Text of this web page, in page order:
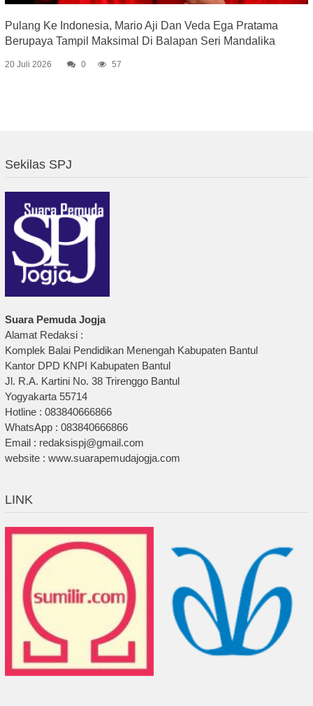
Pulang Ke Indonesia, Mario Aji Dan Veda Ega Pratama
Berupaya Tampil Maksimal Di Balapan Seri Mandalika
20 Juli 2026 0 57
Sekilas SPJ
Suara Pemuda Jogja
Alamat Redaksi :
Komplek Balai Pendidikan Menengah Kabupaten Bantul
Kantor DPD KNPI Kabupaten Bantul
Jl. R.A. Kartini No. 38 Trirenggo Bantul
Yogyakarta 55714
Hotline : 083840666866
WhatsApp : 083840666866
Email : redaksispj@gmail.com
website : www.suarapemudajogja.com
LINK